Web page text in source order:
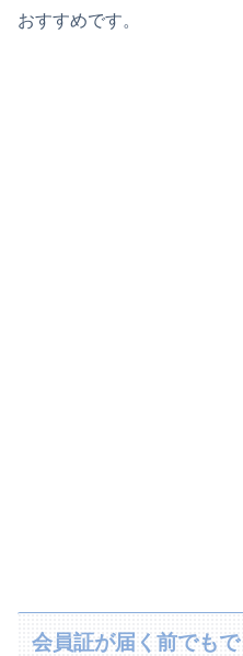
おすすめです。
会員証が届く前でも